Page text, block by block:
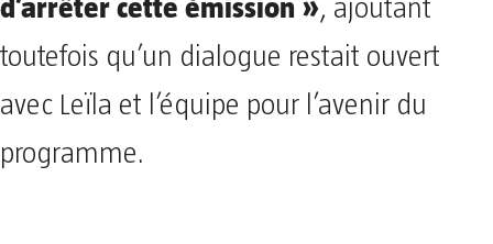
d’arrêter cette émission », ajoutant
toutefois qu’un dialogue restait ouvert
avec Leïla et l’équipe pour l’avenir du
programme.